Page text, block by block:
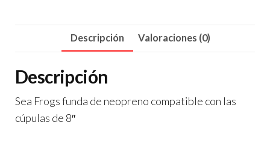
cantidad
Descripción Valoraciones (0)
Descripción
Sea Frogs funda de neopreno compatible con las
cúpulas de 8″